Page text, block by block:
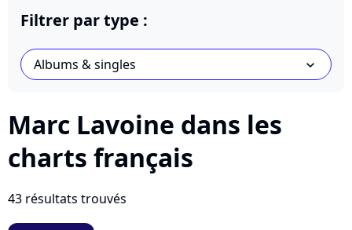
Filtrer par type :
Albums & singles chevron_bot
Marc Lavoine dans les
charts français
43 résultats trouvés